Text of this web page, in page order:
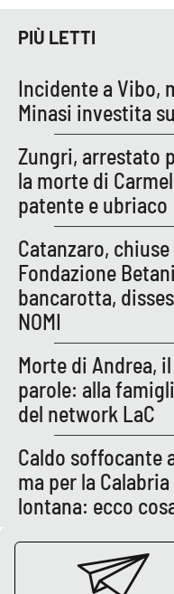
Lacplay.it
Lactv.it
Laconair.it
Lacitymag.it
Lacapitalenews.it
Ilreggino.it
Cosenzachannel.it
Ilvibonese.it
Catanzarochannel.it
APP
Android
PIÙ LETTI
Incidente a Vibo,
Minasi investita
Zungri, arrestato
la morte di
patente e ubriaco
Catanzaro,
Fondazione
bancarotta,
NOMI
Morte di Andrea,
parole: alla
del network LaC
Caldo soffocante
ma per la
lontana: ecco